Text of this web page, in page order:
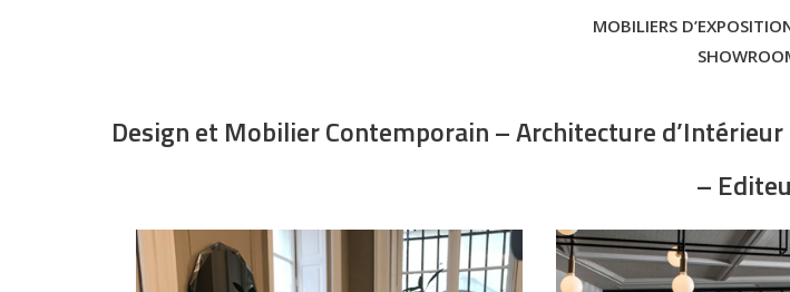
MOBILIERS
Design et Mobilier Contemporain – Architecture
–